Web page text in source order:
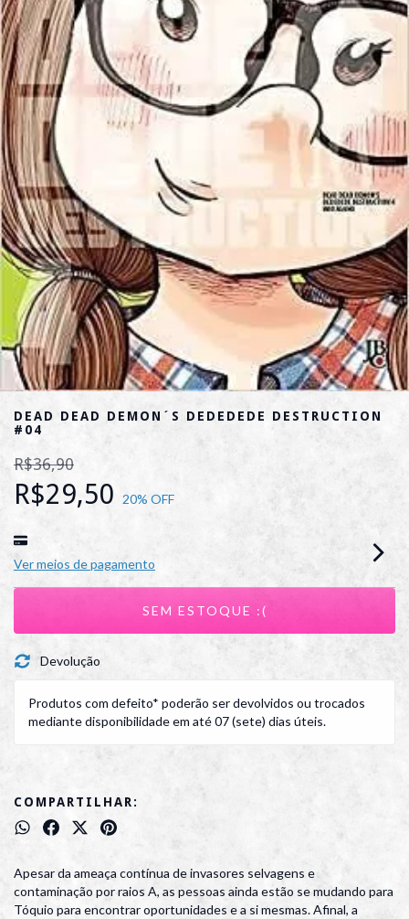
DEAD DEAD DEMON´S DEDEDEDE DESTRUCTION
#04
R$36,90
R$29,50 20% OFF
Ver meios de pagamento
Devolução
Produtos com defeito* poderão ser devolvidos ou trocados
mediante disponibilidade em até 07 (sete) dias úteis.
COMPARTILHAR:
Apesar da ameaça contínua de invasores selvagens e
contaminação por raios A, as pessoas ainda estão se mudando para
Tóquio para encontrar oportunidades e a si mesmas. Afinal, a